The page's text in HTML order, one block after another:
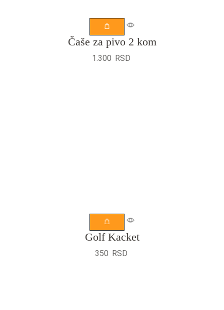
Čaše za pivo 2 kom
1.300 RSD
Golf Kacket
350 RSD